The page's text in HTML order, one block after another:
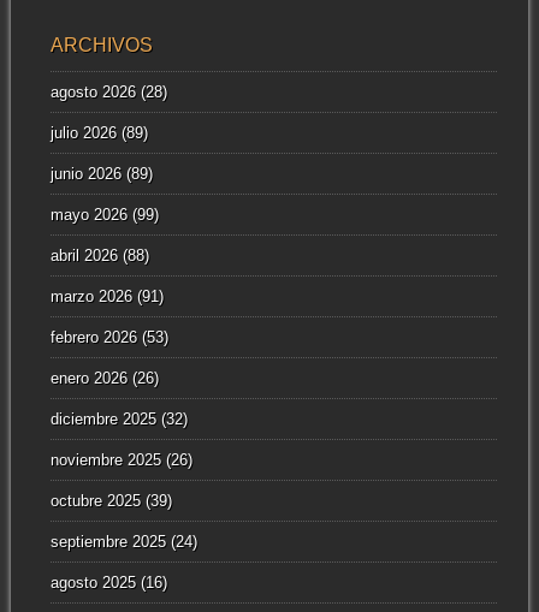
ARCHIVOS
agosto 2026(28)
julio 2026(89)
junio 2026(89)
mayo 2026(99)
abril 2026(88)
marzo 2026(91)
febrero 2026(53)
enero 2026(26)
diciembre 2025(32)
noviembre 2025(26)
octubre 2025(39)
septiembre 2025(24)
agosto 2025(16)